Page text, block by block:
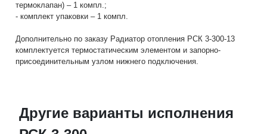
термоклапан) – 1 компл.;
- комплект упаковки – 1 компл.
Дополнительно по заказу Радиатор отопления РСК 3-300-13
комплектуется термостатическим элементом и запорно-
присоединительным узлом нижнего подключения.
Другие варианты исполнения